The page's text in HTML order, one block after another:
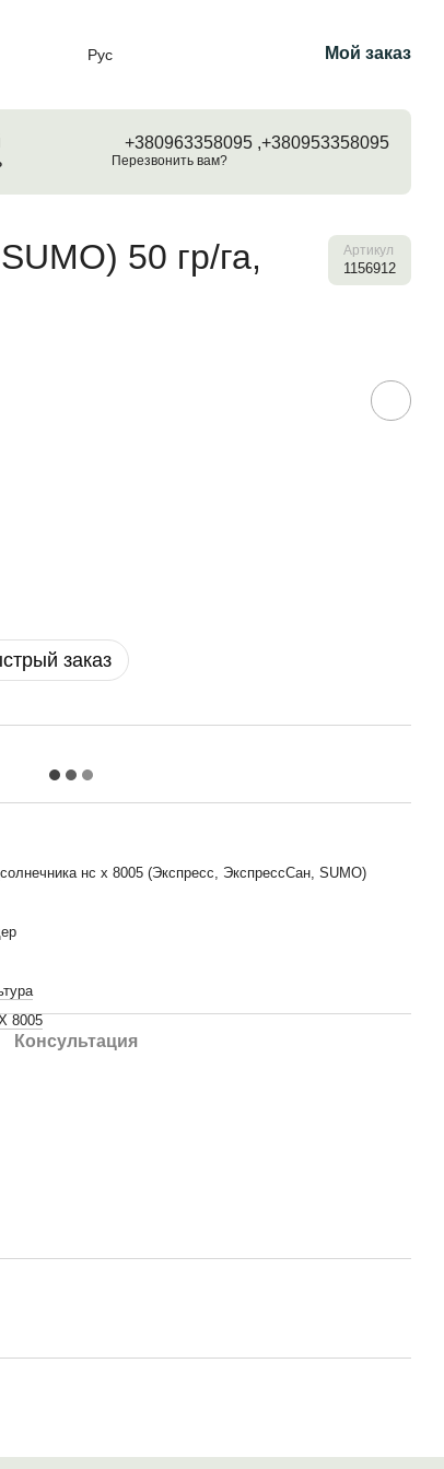
Рус Мой заказ
+380963358095 ,+380953358095
Перезвонить вам?
50 гр/га,
Артикул
1156912
заказ
нс х 8005 (Экспресс, ЭкспрессСан, SUMO)
8005
Консультация